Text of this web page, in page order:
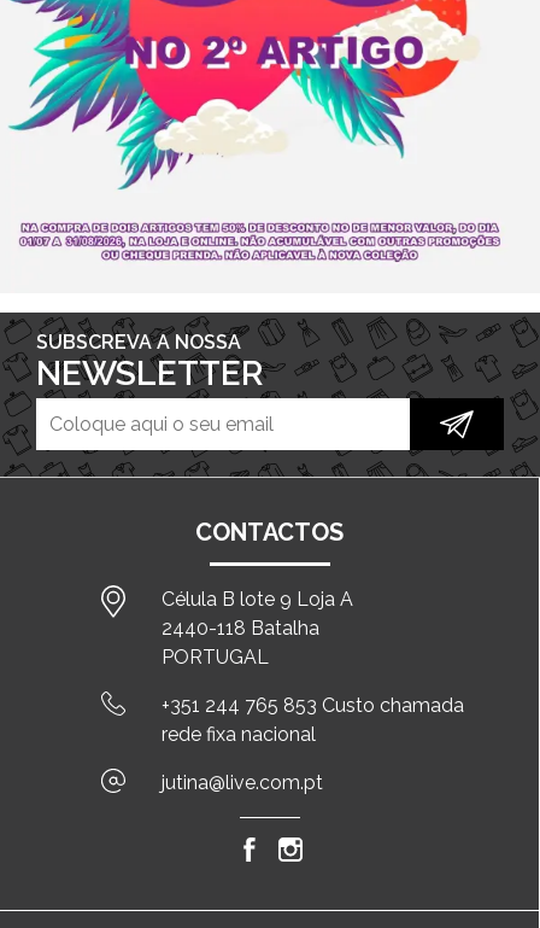
SUBSCREVA A NOSSA
NEWSLETTER
CONTACTOS
Célula B lote 9 Loja A
2440-118 Batalha
PORTUGAL
+351 244 765 853 Custo chamada
rede fixa nacional
jutina@live.com.pt